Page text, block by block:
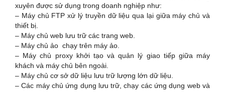
xuyên được sử dụng trong doanh nghiệp như:
– Máy chủ FTP xử lý truyền dữ liệu qua lại giữa máy chủ và
thiết bị.
– Máy chủ web lưu trữ các trang web.
– Máy chủ ảo chạy trên máy ảo.
– Máy chủ proxy khởi tạo và quản lý giao tiếp giữa máy
khách và máy chủ bên ngoài.
– Máy chủ cơ sở dữ liệu lưu trữ lượng lớn dữ liệu.
– Các máy chủ ứng dụng lưu trữ, chạy các ứng dụng web và